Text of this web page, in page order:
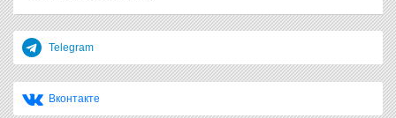
Telegram
Вконтакте